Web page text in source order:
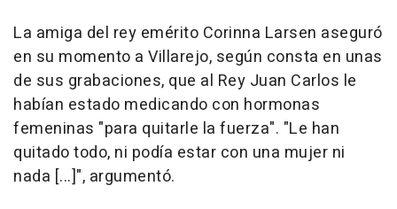
La amiga del rey emérito Corinna Larsen aseguró
en su momento a Villarejo, según consta en unas
de sus grabaciones, que al Rey Juan Carlos le
habían estado medicando con hormonas
femeninas "para quitarle la fuerza". "Le han
quitado todo, ni podía estar con una mujer ni
nada [...]", argumentó.